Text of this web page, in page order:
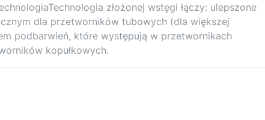
złożonej wstęgi łączy: ulepszone
dla przetworników tubowych (dla większej
podbarwień, które występują w przetwornikach
kopułkowych.